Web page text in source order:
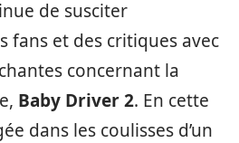
de susciter
fans et des critiques avec
concernant la
Baby Driver 2. En cette
dans les coulisses d’un